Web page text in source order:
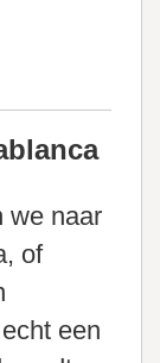
we naar
of
een